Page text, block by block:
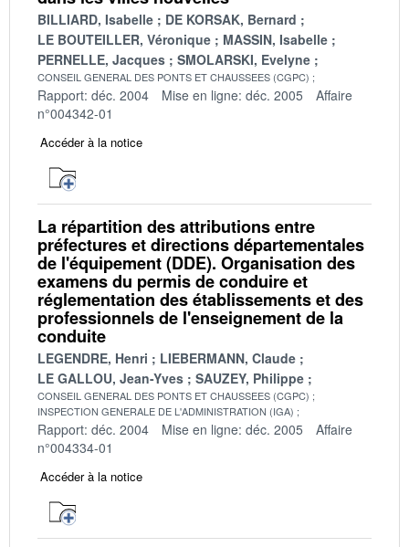
BILLIARD, Isabelle
DE KORSAK, Bernard
LE BOUTEILLER, Véronique
MASSIN, Isabelle
PERNELLE, Jacques
SMOLARSKI, Evelyne
CONSEIL GENERAL DES PONTS ET CHAUSSEES (CGPC)
Rapport: déc. 2004 Mise en ligne: déc. 2005
Affaire
n°004342-01
Accéder à la notice
La répartition des attributions entre
préfectures et directions départementales
de l'équipement (DDE). Organisation des
examens du permis de conduire et
réglementation des établissements et des
professionnels de l'enseignement de la
conduite
LEGENDRE, Henri
LIEBERMANN, Claude
LE GALLOU, Jean-Yves
SAUZEY, Philippe
CONSEIL GENERAL DES PONTS ET CHAUSSEES (CGPC)
INSPECTION GENERALE DE L'ADMINISTRATION (IGA)
Rapport: déc. 2004 Mise en ligne: déc. 2005
Affaire
n°004334-01
Accéder à la notice